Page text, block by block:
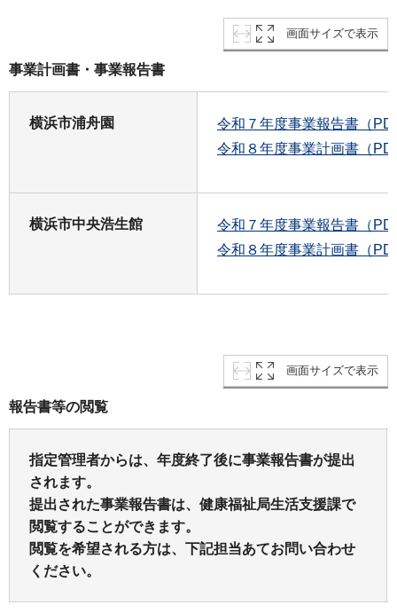
画面サイズで表示
事業計画書・事業報告書
横浜市浦舟園
令和７年度事業報告書（
令和８年度事業計画書（
横浜市中央浩生館
令和７年度事業報告書（
令和８年度事業計画書（
画面サイズで表示
報告書等の閲覧
指定管理者からは、年度終了後に事業報告書が提出
されます。
提出された事業報告書は、健康福祉局生活支援課で
閲覧することができます。
閲覧を希望される方は、下記担当あてお問い合わせ
ください。